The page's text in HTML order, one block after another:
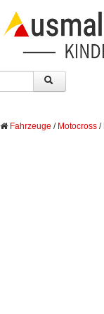
Fahrzeuge / Motocross /